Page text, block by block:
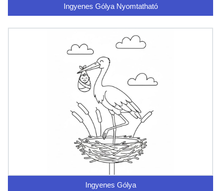
Ingyenes Gólya Nyomtatható
Ingyenes Gólya